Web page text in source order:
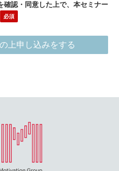
確認・同意した上で、本セミナー